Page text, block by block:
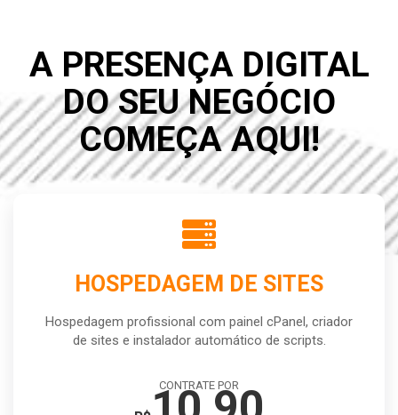
A PRESENÇA DIGITAL
DO SEU NEGÓCIO
COMEÇA AQUI!
HOSPEDAGEM DE SITES
Hospedagem profissional com painel cPanel, criador
de sites e instalador automático de scripts.
CONTRATE POR